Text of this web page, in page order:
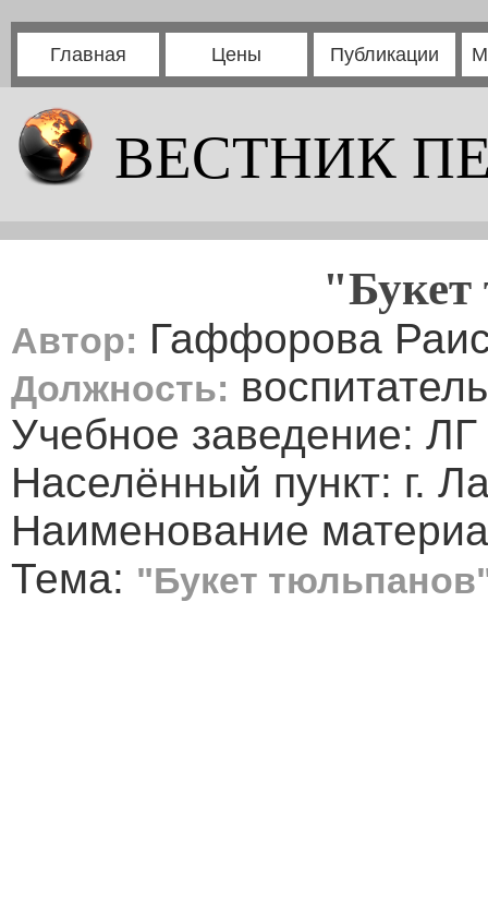
Главная Цены Публикации
ВЕСТНИК
Автор: Гаффорова
Должность: воспитатель
Учебное заведение:
Населённый пункт: г.
Наименование
Тема: "Букет